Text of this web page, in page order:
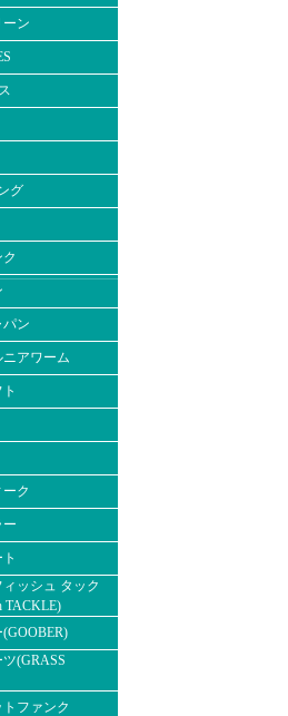
ーン
グ
パン
ニアワーム
ーク
ー
ィッシュ タック
TACKLE)
(GOOBER)
ツ(GRASS
トファンク